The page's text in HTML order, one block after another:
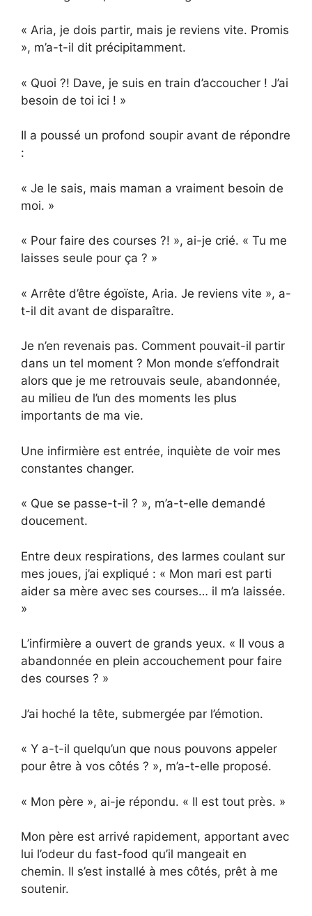
« Aria, je dois partir, mais je reviens vite. Promis
», m’a-t-il dit précipitamment.
« Quoi ?! Dave, je suis en train d’accoucher ! J’ai
besoin de toi ici ! »
Il a poussé un profond soupir avant de répondre
:
« Je le sais, mais maman a vraiment besoin de
moi. »
« Pour faire des courses ?! », ai-je crié. « Tu me
laisses seule pour ça ? »
« Arrête d’être égoïste, Aria. Je reviens vite », a-
t-il dit avant de disparaître.
Je n’en revenais pas. Comment pouvait-il partir
dans un tel moment ? Mon monde s’effondrait
alors que je me retrouvais seule, abandonnée,
au milieu de l’un des moments les plus
importants de ma vie.
Une infirmière est entrée, inquiète de voir mes
constantes changer.
« Que se passe-t-il ? », m’a-t-elle demandé
doucement.
Entre deux respirations, des larmes coulant sur
mes joues, j’ai expliqué : « Mon mari est parti
aider sa mère avec ses courses… il m’a laissée.
»
L’infirmière a ouvert de grands yeux. « Il vous a
abandonnée en plein accouchement pour faire
des courses ? »
J’ai hoché la tête, submergée par l’émotion.
« Y a-t-il quelqu’un que nous pouvons appeler
pour être à vos côtés ? », m’a-t-elle proposé.
« Mon père », ai-je répondu. « Il est tout près. »
Mon père est arrivé rapidement, apportant avec
lui l’odeur du fast-food qu’il mangeait en
chemin. Il s’est installé à mes côtés, prêt à me
soutenir.